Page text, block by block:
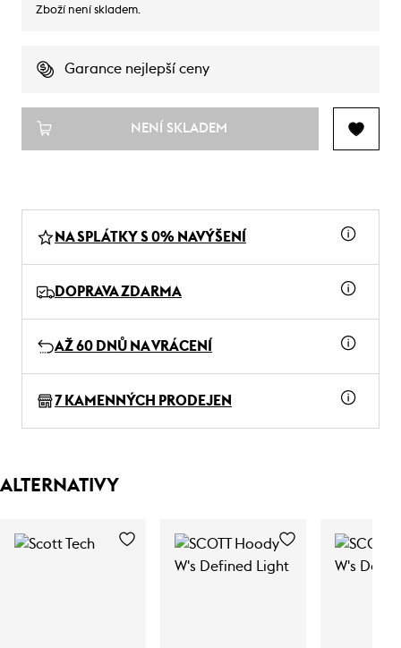
Zboží není skladem.
Garance nejlepší ceny
NENÍ SKLADEM
NA SPLÁTKY S 0% NAVÝŠENÍ
DOPRAVA ZDARMA
AŽ 60 DNŮ NA VRÁCENÍ
7 KAMENNÝCH PRODEJEN
ALTERNATIVY